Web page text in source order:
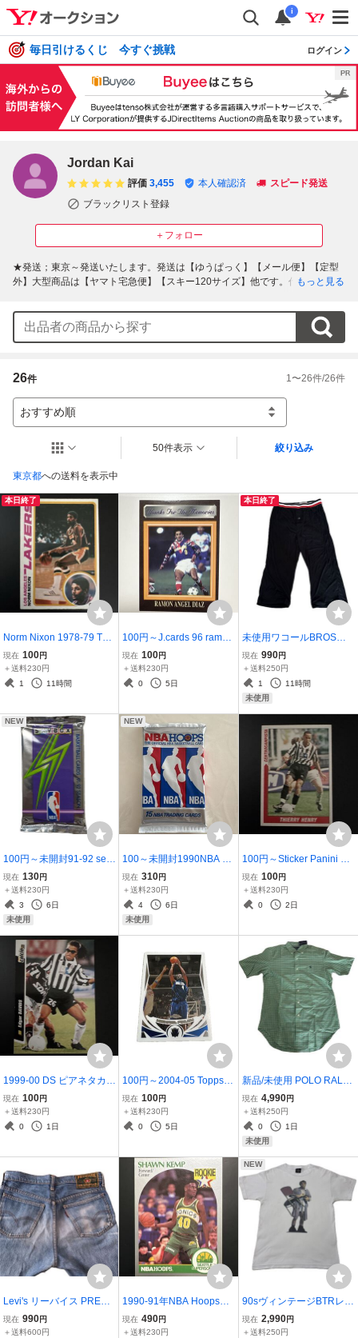
i
毎日引けるくじ 今すぐ挑戦 ログイン
Jordan Kai
＋フォロー
評価 3,455 本人確認済
スピード発送
ブラックリスト登録
★発送；東京～発送いたします。発送は【ゆうぱっく】【メール便】【定型
外】大型商品は【ヤマト宅急便】【スキー120サイズ】他です。代金引換は
ます。★新規の方評価に悪いが複数（5以上）ある方とのお取引はいたしかね
ます。ご入札されても削除させていただく場合もありますのでご理解くださ
い。★落札後48時間以内のご連絡3日以内にご入金可能な方以外とのお取引
をお求めの方のご入札はお断りします。また落札後のキャンセルもお断りし
ます★「評価不要」の場合は落札後、取引メッセージよりご連絡頂けますと
幸いです。
もっと見る
26件 1 〜26件/26件
おすすめ順
東京都への送料を表示中
50件表示 絞り込み
本日終了
Norm Nixon 1978-79 Top
ps RC ルーキーカード #6
3ロサンゼルスレイカーズ
現在 100円
＋送料230円
1
11時間
100円～J.cards 96 ramon
angel diazラモン・ディア
ス レア・カードJリーグ初
代得点王
現在 100円
＋送料230円
0
5日
本日終了
未使用ワコールBROS
【冷やテコ】冷感ステテ
コ サイズ：L 日本製
現在 990円
＋送料250円
1
11時間
未使用
NEW
100円～未開封91-92 sea
son skybox basketball car
dsバスケットボール・カ
ード
現在 130円
＋送料230円
3
6日
未使用
NEW
100～未開封1990NBA H
OOPS 15NBA TRADING
CARDSバスケットボール
トレーディングカード
現在 310円
＋送料230円
4
6日
未使用
100円～Sticker Panini Su
percalcio 2000 Thierry He
nry Juventus MADE IN IT
ALY アンリ
現在 100円
＋送料230円
0
2日
1999-00 DS ピアネタカル
シオカード #95 [edgar Da
vids] Juventus
現在 100円
＋送料230円
0
1日
100円～2004-05 Topps c
hrome #57 マイケル・フ
ィンリー ダラス・マー
ベリックス
現在 100円
＋送料230円
0
5日
新品/未使用 POLO RALP
H LAURENラルフローレ
ン 胸ロゴ半袖ボタンダウ
ンシャツCLASSIC FIT
現在 4,990円
＋送料250円
0
1日
未使用
Levi's リーバイス PREMI
ERE 日本製 ｗ31 ＢＩ
Ｇ Ｅ
現在 990円
＋送料600円
1990-91年NBA Hoopsル
ーキーカードSHAWN KE
MP
現在 490円
＋送料230円
NEW
90sヴィンテージBTRレア
古着スティーブ・マーテ
ィンTシャツ MADE IN US
現在 2,990円
＋送料250円